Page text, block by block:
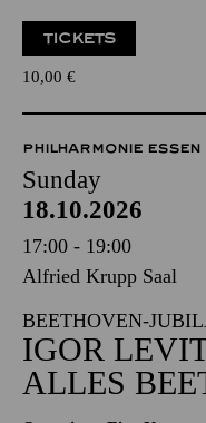
TICKETS
10,00 €
PHILHARMONIE ESSEN
Sunday
18.10.2026
17:00 - 19:00
Alfried Krupp Saal
BEETHOVEN-
IGOR
ALLES